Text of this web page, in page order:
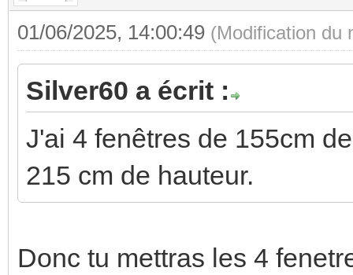
01/06/2025, 14:00:49 (Modification du
Silver60 a écrit :
J'ai 4 fenêtres de 155cm
215 cm de hauteur.
Donc tu mettras les 4